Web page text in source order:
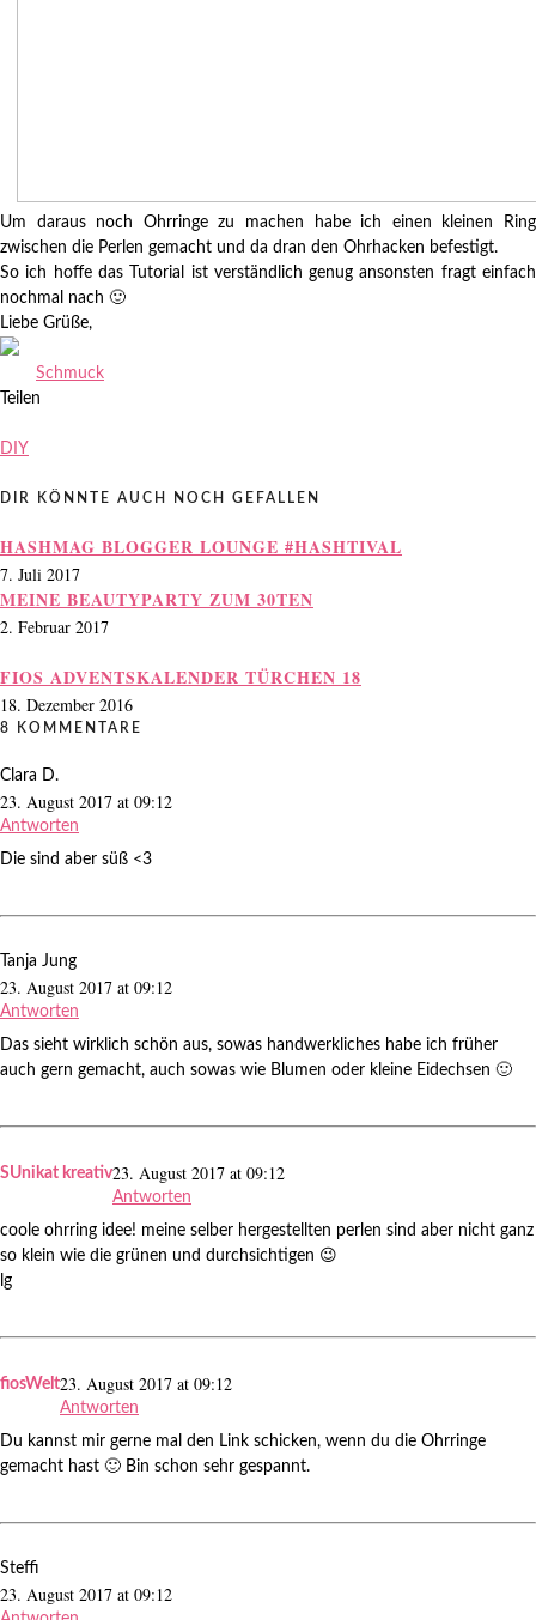
Um daraus noch Ohrringe zu machen habe ich einen kleinen Ring
zwischen die Perlen gemacht und da dran den Ohrhacken befestigt.
So ich hoffe das Tutorial ist verständlich genug ansonsten fragt einfach
nochmal nach 🙂
Liebe Grüße,
Schmuck
Teilen
DIY
DIR KÖNNTE AUCH NOCH GEFALLEN
HASHMAG BLOGGER LOUNGE #HASHTIVAL
7. Juli 2017
MEINE BEAUTYPARTY ZUM 30TEN
2. Februar 2017
FIOS ADVENTSKALENDER TÜRCHEN 18
18. Dezember 2016
8 KOMMENTARE
Clara D.
23. August 2017 at 09:12
Antworten
Die sind aber süß <3
Tanja Jung
23. August 2017 at 09:12
Antworten
Das sieht wirklich schön aus, sowas handwerkliches habe ich früher
auch gern gemacht, auch sowas wie Blumen oder kleine Eidechsen 🙂
SUnikat kreativ23. August 2017 at 09:12
Antworten
coole ohrring idee! meine selber hergestellten perlen sind aber nicht ganz
so klein wie die grünen und durchsichtigen 😉
lg
fiosWelt23. August 2017 at 09:12
Antworten
Du kannst mir gerne mal den Link schicken, wenn du die Ohrringe
gemacht hast 🙂 Bin schon sehr gespannt.
Steffi
23. August 2017 at 09:12